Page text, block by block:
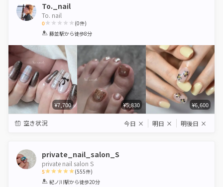
To._nail
To. nail
0
1 2 3 4 5
(0件)
藤並駅から徒歩8分
¥7,700 ¥5,830 ¥6,600
空き状況 今日 × 明日 × 明後日 ×
private_nail_salon_S
private nail salon S
5
1 2 3 4 5
(555件)
紀ノ川駅から徒歩20分